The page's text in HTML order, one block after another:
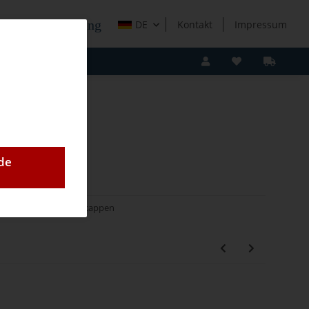
DE Kontakt Impressum
Cabineo Abdeckkappen